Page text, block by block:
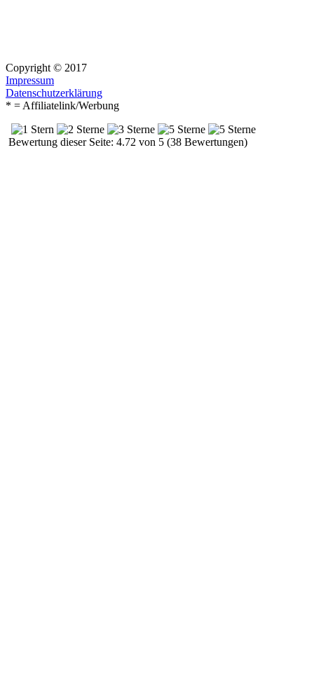
Copyright © 2017
Impressum
Datenschutzerklärung
* = Affiliatelink/Werbung
Bewertung dieser Seite: 4.72 von 5 (38 Bewertungen)